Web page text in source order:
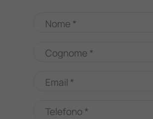
Nome *
Cognome *
Email *
Telefono *